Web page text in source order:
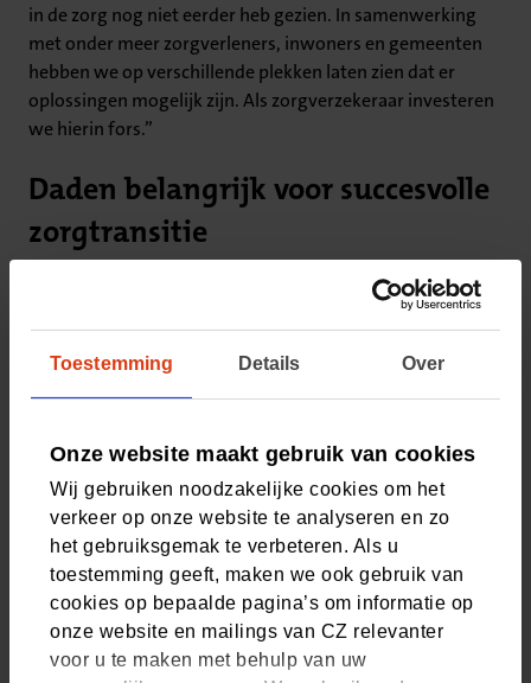
Toestemming Details Over
Onze website maakt gebruik van cookies
Wij gebruiken noodzakelijke cookies om het
verkeer op onze website te analyseren en zo
het gebruiksgemak te verbeteren. Als u
toestemming geeft, maken we ook gebruik van
cookies op bepaalde pagina’s om informatie op
onze website en mailings van CZ relevanter
voor u te maken met behulp van uw
in de zorg nog niet eerder heb gezien. In samenwerking
met onder meer zorgverleners, inwoners en gemeenten
hebben we op verschillende plekken laten zien dat er
oplossingen mogelijk zijn. Als zorgverzekeraar investeren
we hierin fors.”
Daden belangrijk voor succesvolle
zorgtransitie
Inmiddels zijn er tal van voorbeelden die de omslag in de
zorg illustreren en bijdragen aan de toegankelijkheid van
de zorg. Een aantal springen er voor De Groot uit, zoals de
digitale transformatie van het Elizabeth-TweeSteden
Ziekenhuis in Tilburg en de regionale
de rol die digitalisering kan spelen om noodzakelijke
fysieke zorg toegankelijk te houden, groot is. Want
verregaande digitale samenwerking, de inzet van
thuismonitoring en het inrichten van digitale zorgpaden,
maken het mogelijk voor patiënten om meer zorg thuis te
ontvangen en chronische ziekten beter onder controle te
houden. De patiënten krijgen meer regie en zij worden zo
sneller en op een passende manier geholpen.”